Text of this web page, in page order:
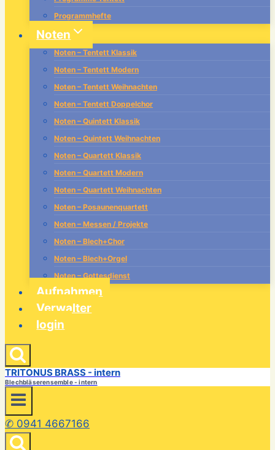
Programmhefte
Noten
Noten – Tentett Klassik
Noten – Tentett Modern
Noten – Tentett Weihnachten
Noten – Tentett Doppelchor
Noten – Quintett Klassik
Noten – Quintett Weihnachten
Noten – Quartett Klassik
Noten – Quartett Modern
Noten – Quartett Weihnachten
Noten – Posaunenquartett
Noten – Messen / Projekte
Noten – Blech+Chor
Noten – Blech+Orgel
Noten – Gottesdienst
Aufnahmen
Verwalter
login
TRITONUS BRASS - intern
Blechbläserensemble - intern
✆ 0941 4667166